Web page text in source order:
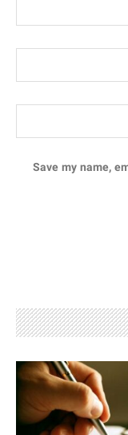
Save my name,